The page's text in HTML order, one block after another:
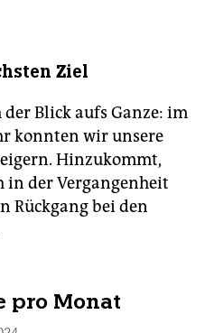
Ziel
Blick aufs Ganze: im
konnten wir unsere
Hinzukommt,
in der Vergangenheit
Rückgang bei den